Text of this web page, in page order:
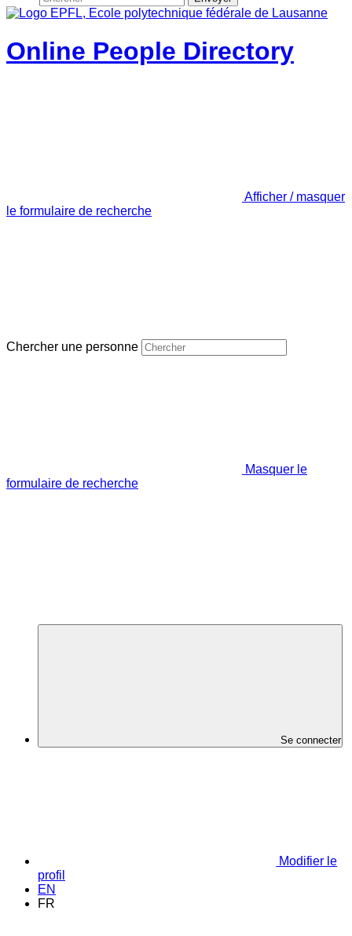
Online People Directory
Afficher / masquer
le formulaire de recherche
Chercher une personne
Masquer le
formulaire de recherche
Se connecter
Modifier le
profil
EN
FR